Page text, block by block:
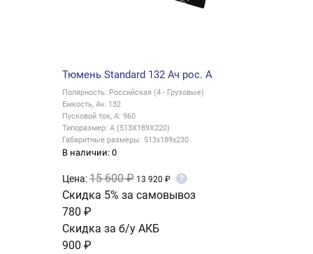
Тюмень Standard 132 Ач рос. A
Полярность: Российская (4 - Грузовые)
Емкость, Ач: 132
Пусковой ток, А: 960
Типоразмер: A (513X189X220)
Габаритные размеры: 513x189x230
В наличии: 0
Цена:15 600 ₽ 13 920 ₽ ?
Скидка 5% за самовывоз
780 ₽
Скидка за б/у АКБ
900 ₽